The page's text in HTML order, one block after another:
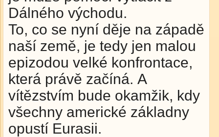
Dálného východu.
To, co se nyní děje na západě
naší země, je tedy jen malou
epizodou velké konfrontace,
která právě začíná. A
vítězstvím bude okamžik, kdy
všechny americké základny
opustí Eurasii.